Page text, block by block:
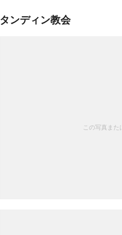
タンディン教会
この写真ま